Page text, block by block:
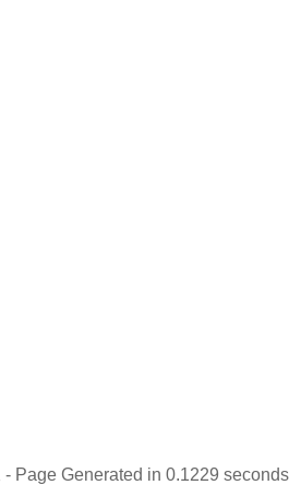
- Page Generated in 0.1229 seconds